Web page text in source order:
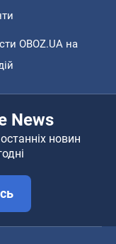
OBOZ.UA на
News
новин